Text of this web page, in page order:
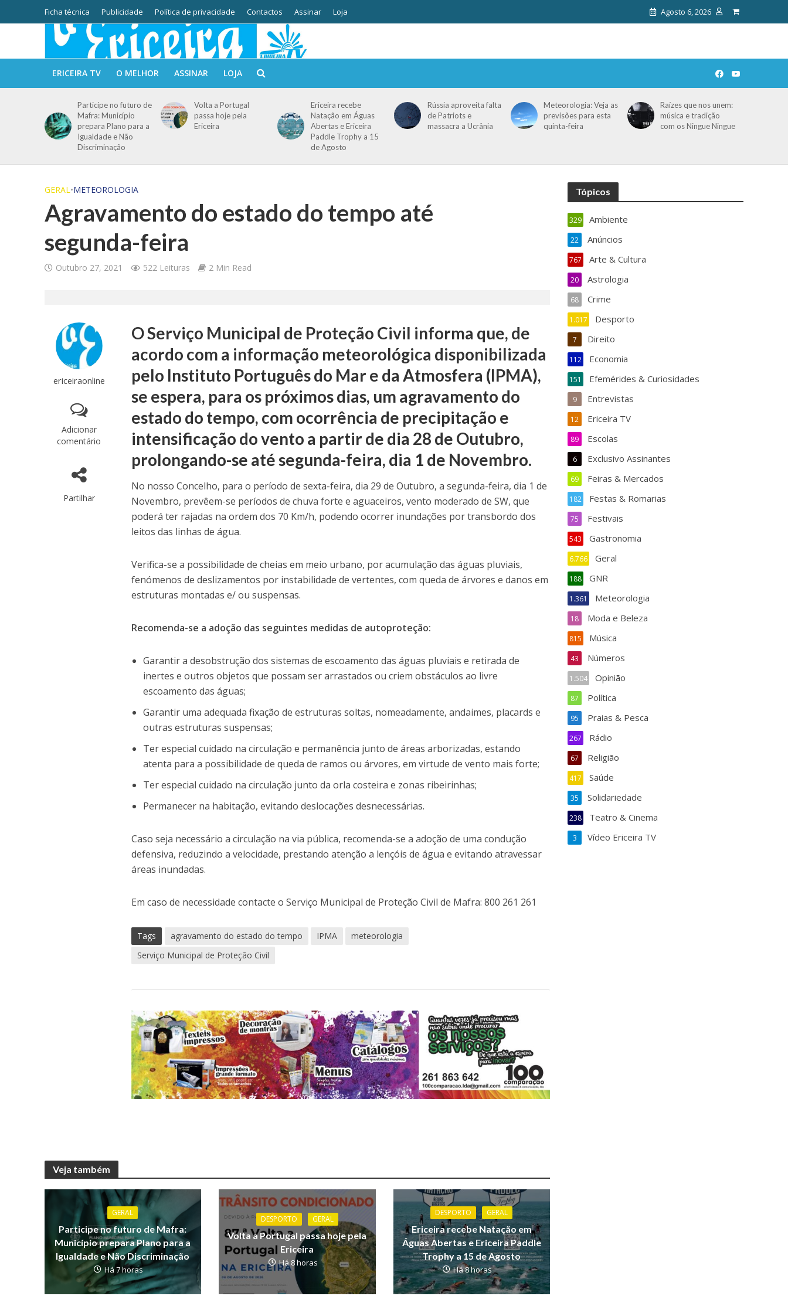
Ficha técnica Publicidade Política de privacidade Contactos Assinar Loja Agosto 6, 2026
ERICEIRA TV O MELHOR ASSINAR LOJA
Participe no futuro de
Mafra: Município
prepara Plano para a
Igualdade e Não
Discriminação
Volta a Portugal
passa hoje pela
Ericeira
Ericeira recebe
Natação em Águas
Abertas e Ericeira
Paddle Trophy a 15
de Agosto
Rússia aproveita falta
de Patriots e
massacra a Ucrânia
Meteorologia: Veja as
previsões para esta
quinta-feira
Raízes que nos unem:
música e tradição
com os Ningue Ningue
GERAL•METEOROLOGIA
Agravamento do estado do tempo até
segunda-feira
Outubro 27, 2021 522 Leituras 2 Min Read
ericeiraonline
Adicionar
comentário
Partilhar
O Serviço Municipal de Proteção Civil informa que, de
acordo com a informação meteorológica disponibilizada
pelo Instituto Português do Mar e da Atmosfera (IPMA),
se espera, para os próximos dias, um agravamento do
estado do tempo, com ocorrência de precipitação e
intensificação do vento a partir de dia 28 de Outubro,
prolongando-se até segunda-feira, dia 1 de Novembro.
No nosso Concelho, para o período de sexta-feira, dia 29 de Outubro, a segunda-feira, dia 1 de
Novembro, prevêem-se períodos de chuva forte e aguaceiros, vento moderado de SW, que
poderá ter rajadas na ordem dos 70 Km/h, podendo ocorrer inundações por transbordo dos
leitos das linhas de água.
Verifica-se a possibilidade de cheias em meio urbano, por acumulação das águas pluviais,
fenómenos de deslizamentos por instabilidade de vertentes, com queda de árvores e danos em
estruturas montadas e/ ou suspensas.
Recomenda-se a adoção das seguintes medidas de autoproteção:
Garantir a desobstrução dos sistemas de escoamento das águas pluviais e retirada de
inertes e outros objetos que possam ser arrastados ou criem obstáculos ao livre
escoamento das águas;
Garantir uma adequada fixação de estruturas soltas, nomeadamente, andaimes, placards e
outras estruturas suspensas;
Ter especial cuidado na circulação e permanência junto de áreas arborizadas, estando
atenta para a possibilidade de queda de ramos ou árvores, em virtude de vento mais forte;
Ter especial cuidado na circulação junto da orla costeira e zonas ribeirinhas;
Permanecer na habitação, evitando deslocações desnecessárias.
Caso seja necessário a circulação na via pública, recomenda-se a adoção de uma condução
defensiva, reduzindo a velocidade, prestando atenção a lençóis de água e evitando atravessar
áreas inundadas.
Em caso de necessidade contacte o Serviço Municipal de Proteção Civil de Mafra: 800 261 261
Tags agravamento do estado do tempo IPMA
meteorologia
Serviço Municipal de Proteção Civil
Veja também
GERAL
Participe no futuro de Mafra:
Município prepara Plano para a
Igualdade e Não Discriminação
Há 7 horas
DESPORTO GERAL
Volta a Portugal passa hoje pela
Ericeira
Há 8 horas
DESPORTO GERAL
Ericeira recebe Natação em
Águas Abertas e Ericeira Paddle
Trophy a 15 de Agosto
Há 8 horas
Tópicos
Ambiente
329
Anúncios
22
Arte & Cultura
767
Astrologia
20
Crime
68
Desporto
1.017
Direito
7
Economia
112
Efemérides & Curiosidades
151
Entrevistas
9
Ericeira TV
12
Escolas
89
Exclusivo Assinantes
6
Feiras & Mercados
69
Festas & Romarias
182
Festivais
75
Gastronomia
543
Geral
6.766
GNR
188
Meteorologia
1.361
Moda e Beleza
18
Música
815
Números
43
Opinião
1.504
Política
87
Praias & Pesca
95
Rádio
267
Religião
67
Saúde
417
Solidariedade
35
Teatro & Cinema
238
Vídeo Ericeira TV
3